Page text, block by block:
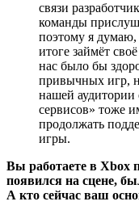
связи
команды
поэтому я
итоге займёт
нас было бы
привычных игр,
нашей аудитории
сервисов» тоже
продолжать
игры.
Вы работаете в Xbox
появился на сцене,
А кто сейчас ваш